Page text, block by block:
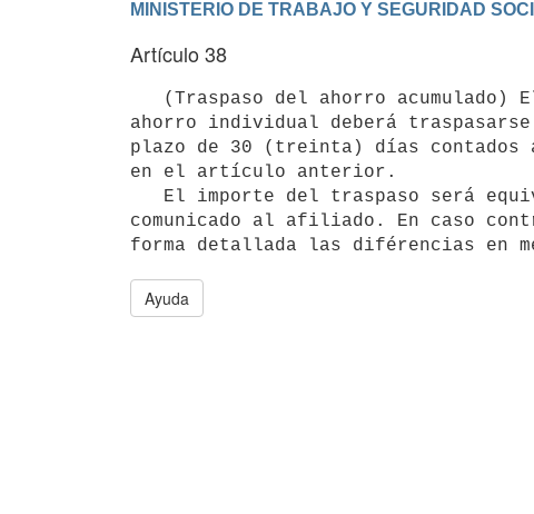
Artículo 38
ahorro individual deberá
plazo de 30 (treinta) días
en el artículo anterior.
comunicado al afiliado. En caso
Ayuda